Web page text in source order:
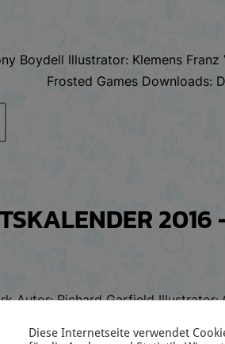
Boydell Illustrator: Klemens
Frosted Games Downloads:
2016
Autor: Richard Garfield Illustrator:
Silvertre, Régis Torres &
Diese Internetseite verwendet